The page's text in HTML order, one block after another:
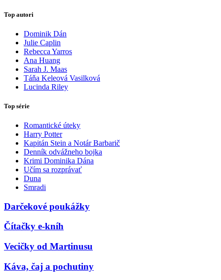
Top autori
Dominik Dán
Julie Caplin
Rebecca Yarros
Ana Huang
Sarah J. Maas
Táňa Keleová Vasilková
Lucinda Riley
Top série
Romantické úteky
Harry Potter
Kapitán Stein a Notár Barbarič
Denník odvážneho bojka
Krimi Dominika Dána
Učím sa rozprávať
Duna
Smradi
Darčekové poukážky
Čítačky e-kníh
Vecičky od Martinusu
Káva, čaj a pochutiny